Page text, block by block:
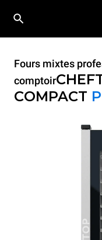
Fours mixtes
comptoir
COMPACT